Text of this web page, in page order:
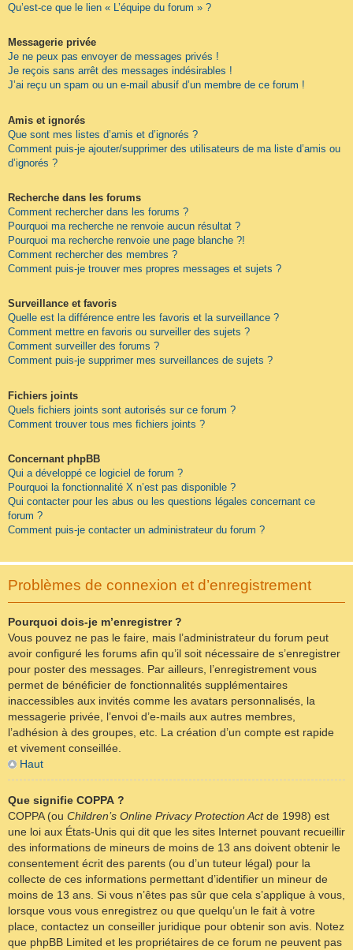
Qu’est-ce que le lien « L’équipe du forum » ?
Messagerie privée
Je ne peux pas envoyer de messages privés !
Je reçois sans arrêt des messages indésirables !
J’ai reçu un spam ou un e-mail abusif d’un membre de ce forum !
Amis et ignorés
Que sont mes listes d’amis et d’ignorés ?
Comment puis-je ajouter/supprimer des utilisateurs de ma liste d’amis ou
d’ignorés ?
Recherche dans les forums
Comment rechercher dans les forums ?
Pourquoi ma recherche ne renvoie aucun résultat ?
Pourquoi ma recherche renvoie une page blanche ?!
Comment rechercher des membres ?
Comment puis-je trouver mes propres messages et sujets ?
Surveillance et favoris
Quelle est la différence entre les favoris et la surveillance ?
Comment mettre en favoris ou surveiller des sujets ?
Comment surveiller des forums ?
Comment puis-je supprimer mes surveillances de sujets ?
Fichiers joints
Quels fichiers joints sont autorisés sur ce forum ?
Comment trouver tous mes fichiers joints ?
Concernant phpBB
Qui a développé ce logiciel de forum ?
Pourquoi la fonctionnalité X n’est pas disponible ?
Qui contacter pour les abus ou les questions légales concernant ce
forum ?
Comment puis-je contacter un administrateur du forum ?
Problèmes de connexion et d’enregistrement
Pourquoi dois-je m’enregistrer ?
Vous pouvez ne pas le faire, mais l’administrateur du forum peut
avoir configuré les forums afin qu’il soit nécessaire de s’enregistrer
pour poster des messages. Par ailleurs, l’enregistrement vous
permet de bénéficier de fonctionnalités supplémentaires
inaccessibles aux invités comme les avatars personnalisés, la
messagerie privée, l’envoi d’e-mails aux autres membres,
l’adhésion à des groupes, etc. La création d’un compte est rapide
et vivement conseillée.
Haut
Que signifie COPPA ?
COPPA (ou Children’s Online Privacy Protection Actde 1998) est
une loi aux États-Unis qui dit que les sites Internet pouvant recueillir
des informations de mineurs de moins de 13 ans doivent obtenir le
consentement écrit des parents (ou d’un tuteur légal) pour la
collecte de ces informations permettant d’identifier un mineur de
moins de 13 ans. Si vous n’êtes pas sûr que cela s’applique à vous,
lorsque vous vous enregistrez ou que quelqu’un le fait à votre
place, contactez un conseiller juridique pour obtenir son avis. Notez
que phpBB Limited et les propriétaires de ce forum ne peuvent pas